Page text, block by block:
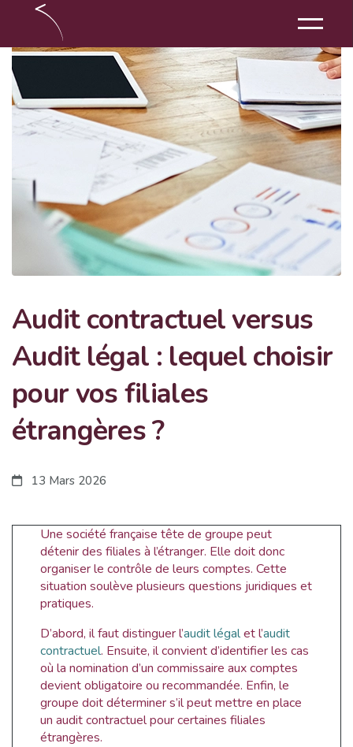
Audit contractuel versus
Audit légal : lequel choisir
pour vos filiales
étrangères ?
13 Mars 2026
Une société française tête de groupe peut
détenir des filiales à l’étranger. Elle doit donc
organiser le contrôle de leurs comptes. Cette
situation soulève plusieurs questions juridiques et
pratiques.
D’abord, il faut distinguer l’audit légalet l’audit
contractuel. Ensuite, il convient d’identifier les cas
où la nomination d’un commissaire aux comptes
devient obligatoire ou recommandée. Enfin, le
groupe doit déterminer s’il peut mettre en place
un audit contractuel pour certaines filiales
étrangères.